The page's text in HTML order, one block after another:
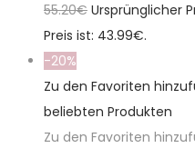
55.20€ Ursprünglicher
Preis ist: 43.99€.
-20%
Zu den Favoriten
beliebten Produkten
Zu den Favoriten